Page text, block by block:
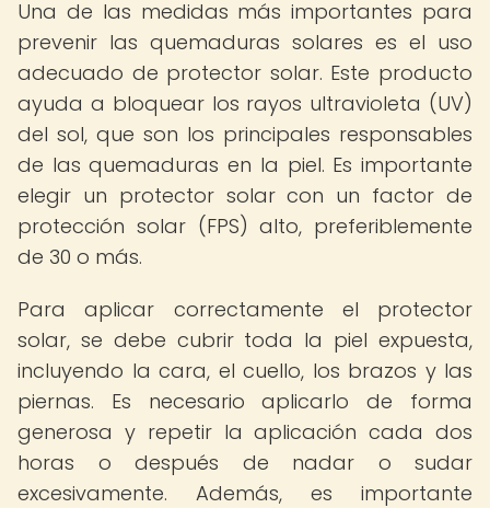
Una de las medidas más importantes para
prevenir las quemaduras solares es el uso
adecuado de protector solar. Este producto
ayuda a bloquear los rayos ultravioleta (UV)
del sol, que son los principales responsables
de las quemaduras en la piel. Es importante
elegir un protector solar con un factor de
protección solar (FPS) alto, preferiblemente
de 30 o más.
Para aplicar correctamente el protector
solar, se debe cubrir toda la piel expuesta,
incluyendo la cara, el cuello, los brazos y las
piernas. Es necesario aplicarlo de forma
generosa y repetir la aplicación cada dos
horas o después de nadar o sudar
excesivamente. Además, es importante